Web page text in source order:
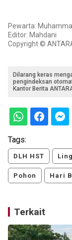
Pewarta:
Editor: Mahdani
Copyright ©
Dilarang keras
pengindeksan
Kantor Berita
Tags:
DLH HST
Pohon Hari
Terkait